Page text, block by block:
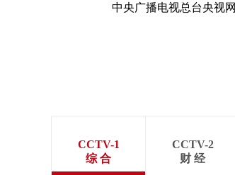
中央广播电视总台央视网
CCTV-1
综 合
CCTV-2
财 经